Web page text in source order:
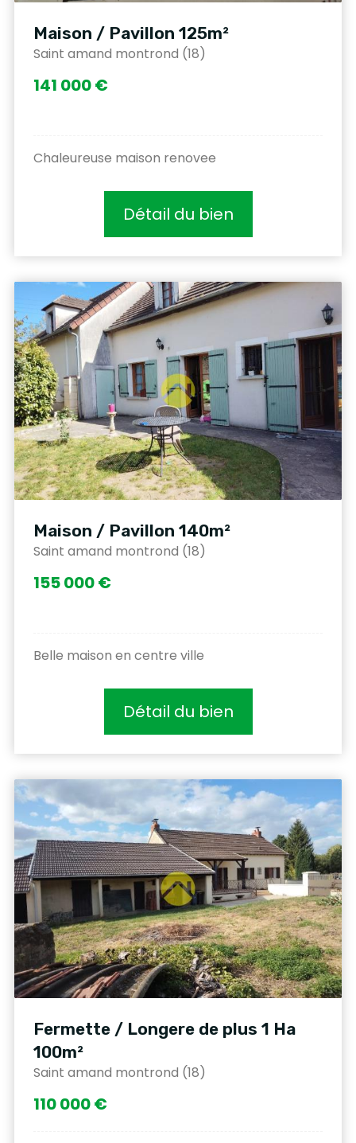
Maison / Pavillon 125m²
Saint amand montrond (18)
141 000 €
Chaleureuse maison renovee
Détail du bien
Maison / Pavillon 140m²
Saint amand montrond (18)
155 000 €
Belle maison en centre ville
Détail du bien
Fermette / Longere de plus 1 Ha
100m²
Saint amand montrond (18)
110 000 €